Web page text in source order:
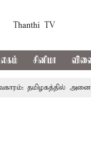
Thanthi TV
சினிமா
அனைத்து